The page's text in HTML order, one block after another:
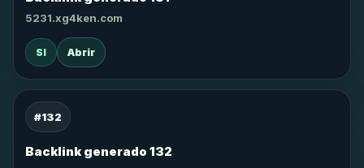
5231.xg4ken.com
SI Abrir
#132
Backlink generado 132